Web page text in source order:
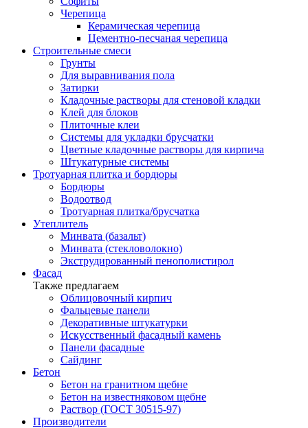
Черепица
Керамическая черепица
Цементно-песчаная черепица
Строительные смеси
Грунты
Для выравнивания пола
Затирки
Кладочные растворы для стеновой кладки
Клей для блоков
Плиточные клеи
Системы для укладки брусчатки
Цветные кладочные растворы для кирпича
Штукатурные системы
Тротуарная плитка и бордюры
Бордюры
Водоотвод
Тротуарная плитка/брусчатка
Утеплитель
Минвата (базальт)
Минвата (стекловолокно)
Экструдированный пенополистирол
Фасад
Также предлагаем
Облицовочный кирпич
Фальцевые панели
Декоративные штукатурки
Искусственный фасадный камень
Панели фасадные
Сайдинг
Бетон
Бетон на гранитном щебне
Бетон на известняковом щебне
Раствор (ГОСТ 30515-97)
Производители